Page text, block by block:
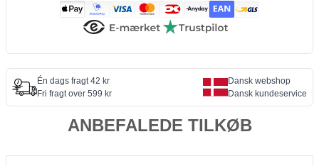
Én dags fragt 42 kr
Fri fragt over 599 kr
Dansk webshop
Dansk kundeservice
ANBEFALEDE TILKØB